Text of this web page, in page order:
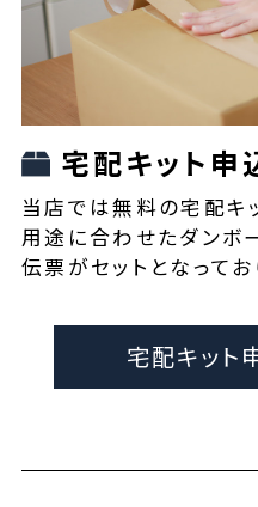
宅配キット申
当店では無料の宅配キ
用途に合わせたダンボ
伝票がセットとなってお
宅配キット